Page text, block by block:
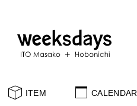
ITEM CALENDAR